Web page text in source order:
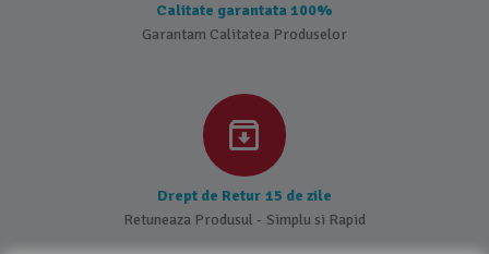
Calitate garantata 100%
Garantam Calitatea Produselor
Drept de Retur 15 de zile
Retuneaza Produsul - Simplu si Rapid